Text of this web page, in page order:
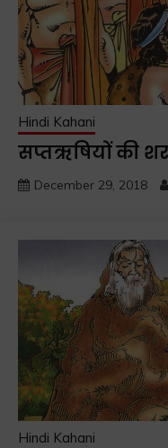
Hindi Kahani
सप्तऋषियों की
December 29, 2018
Hindi Kahani